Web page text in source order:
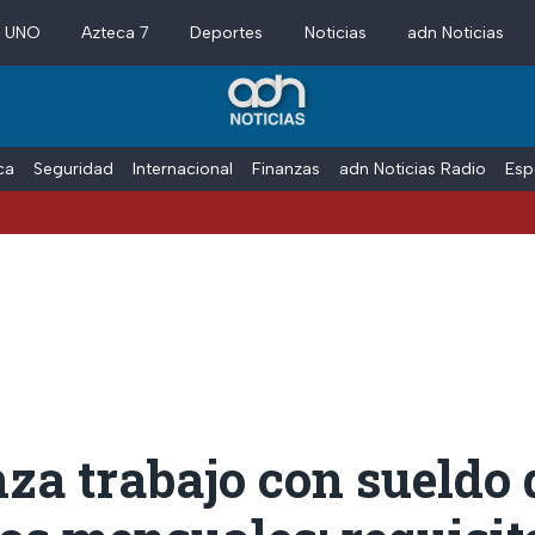
Azteca 7 Deportes Noticias adn Noticias
Seguridad Internacional Finanzas adn Noticias Radio
trabajo con sueldo